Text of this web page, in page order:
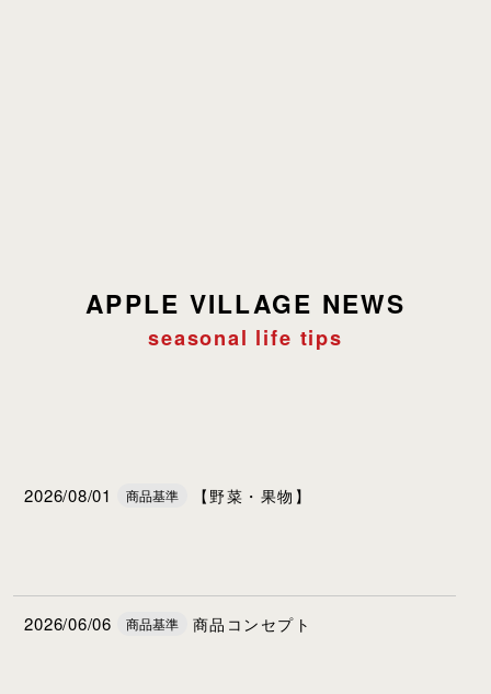
APPLE VILLAGE NEWS
seasonal life tips
2026/08/01 商品基準 【野菜・果物】
2026/06/06 商品基準 商品コンセプト